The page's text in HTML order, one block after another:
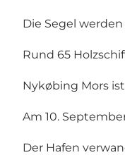
Die Segel
Rund 65
Nykøbing Mors
Am 10.
Der Hafen